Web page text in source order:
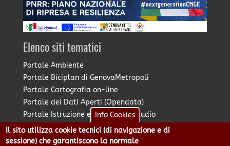
Elenco siti tematici
Portale Ambiente
Portale Biciplan di GenovaMetropoli
Portale Cartografia on-line
Portale dei Dati Aperti (Opendata)
Portale Istruzione e Diritto allo Studio
Portale Marketing Territoriale
Portale Piano Strategico Metropolitano
Info Cookies
Il sito utilizza cookie tecnici (di navigazione e di
sessione) che garantiscono la normale